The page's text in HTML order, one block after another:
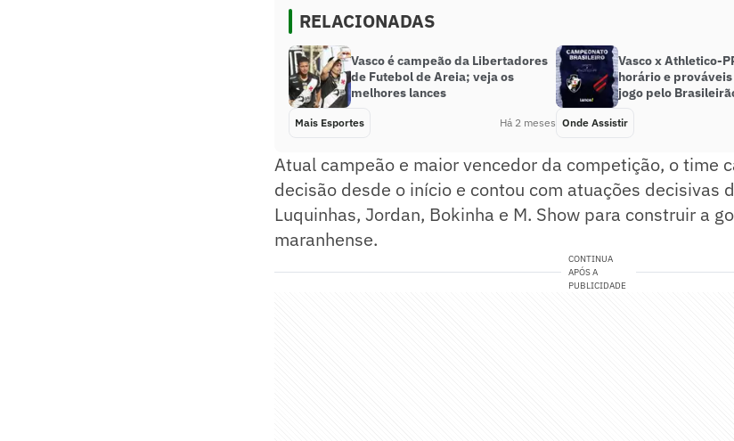
RELACIONADAS
Vasco é campeão da Libertadores
de Futebol de Areia; veja os
melhores lances
Mais Esportes Há 2 meses
Vasco x Athletico-
horário e
jogo pelo
Onde Assistir
Atual campeão e maior vencedor da competição, o time
decisão desde o início e contou com atuações decisivas
Luquinhas, Jordan, Bokinha e M. Show para construir a
maranhense.
CONTINUA
APÓS A
PUBLICIDADE